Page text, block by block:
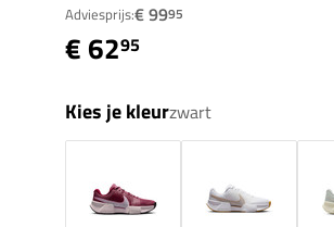
Adviesprijs:€ 9995
€ 6295
Kies je kleurzwart